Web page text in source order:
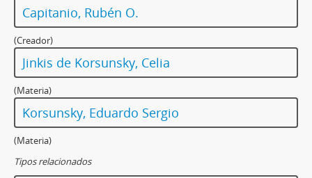
Capitanio, Rubén O.
(Creador)
Jinkis de Korsunsky, Celia
(Materia)
Korsunsky, Eduardo Sergio
(Materia)
Tipos relacionados